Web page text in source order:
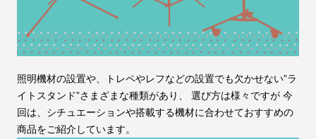
照明機材の設置や、トレペやレフなどの設置でも欠かせない”ラ
イトスタンド”さまざまな種類があり、 選び方は様々ですが 今
回は、シチュエーションや搭載する機材に合わせておすすめの
商品をご紹介しています。